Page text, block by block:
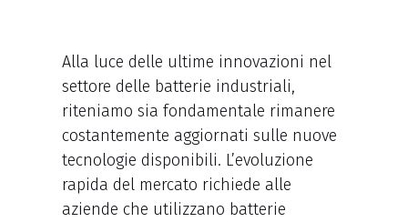
Alla luce delle ultime innovazioni nel
settore delle batterie industriali,
riteniamo sia fondamentale rimanere
costantemente aggiornati sulle nuove
tecnologie disponibili. L’evoluzione
rapida del mercato richiede alle
aziende che utilizzano batterie